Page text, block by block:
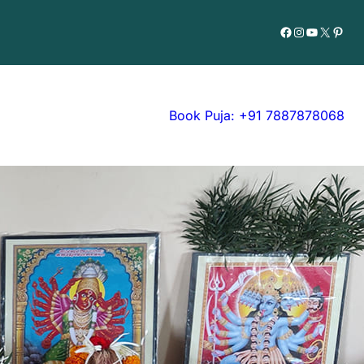
Facebook
Instagram
YouTube
X
Book Puja: +91 7887878068